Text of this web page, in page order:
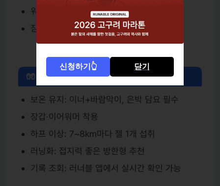
워밍업: 뚝섬 야외무대 구역
짐 보관소: 참가자 전용 텐트 (번호순 관리)
🧤 겨울 레이스 체크리스트
보온 유지: 이너+바람막이, 은박 담요 필수
장갑·이어워머 착용
하프 이상: 7~8km마다 젤 1개 섭취
러닝화: 접지력 좋은 방한형 추천
기록 조회: 러너블 앱에서 실시간 확인 가능
신청하기👆 닫기